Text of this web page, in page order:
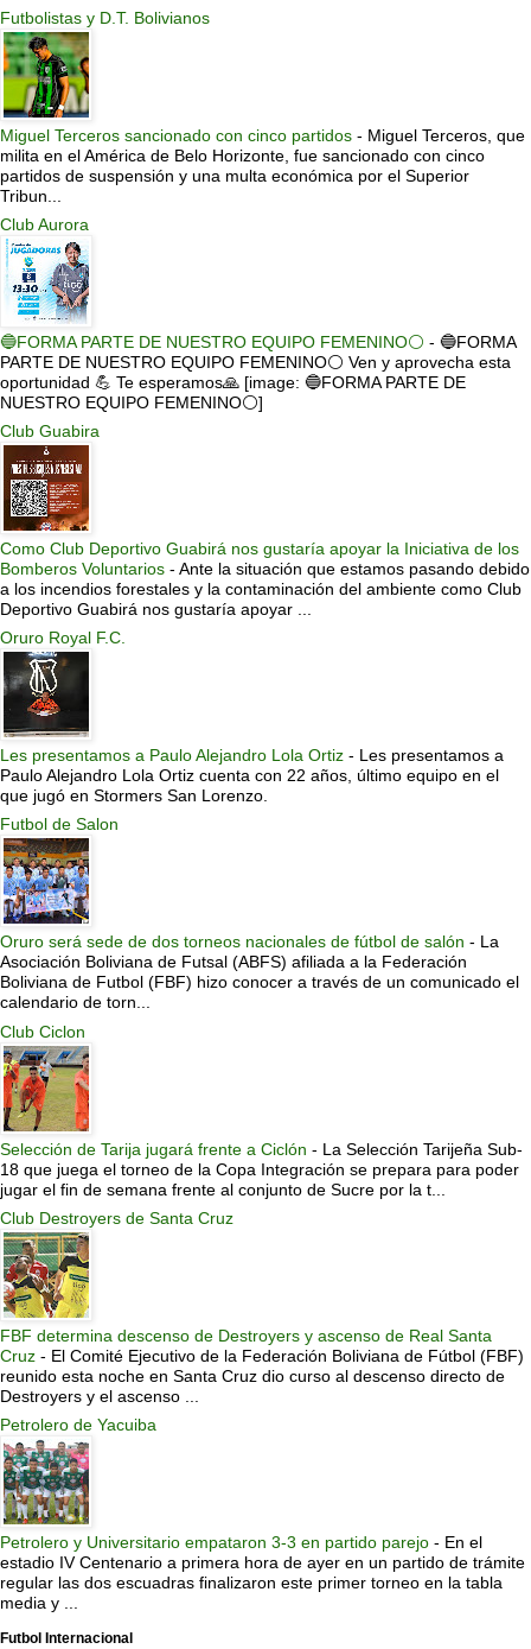
Futbolistas y D.T. Bolivianos
Miguel Terceros sancionado con cinco partidos - Miguel Terceros, que
milita en el América de Belo Horizonte, fue sancionado con cinco
partidos de suspensión y una multa económica por el Superior
Tribun...
Club Aurora
🔵FORMA PARTE DE NUESTRO EQUIPO FEMENINO⚪ - 🔵FORMA
PARTE DE NUESTRO EQUIPO FEMENINO⚪ Ven y aprovecha esta
oportunidad 💪 Te esperamos🙏 [image: 🔵FORMA PARTE DE
NUESTRO EQUIPO FEMENINO⚪]
Club Guabira
Como Club Deportivo Guabirá nos gustaría apoyar la Iniciativa de los
Bomberos Voluntarios - Ante la situación que estamos pasando debido
a los incendios forestales y la contaminación del ambiente como Club
Deportivo Guabirá nos gustaría apoyar ...
Oruro Royal F.C.
Les presentamos a Paulo Alejandro Lola Ortiz - Les presentamos a
Paulo Alejandro Lola Ortiz cuenta con 22 años, último equipo en el
que jugó en Stormers San Lorenzo.
Futbol de Salon
Oruro será sede de dos torneos nacionales de fútbol de salón - La
Asociación Boliviana de Futsal (ABFS) afiliada a la Federación
Boliviana de Futbol (FBF) hizo conocer a través de un comunicado el
calendario de torn...
Club Ciclon
Selección de Tarija jugará frente a Ciclón - La Selección Tarijeña Sub-
18 que juega el torneo de la Copa Integración se prepara para poder
jugar el fin de semana frente al conjunto de Sucre por la t...
Club Destroyers de Santa Cruz
FBF determina descenso de Destroyers y ascenso de Real Santa
Cruz - El Comité Ejecutivo de la Federación Boliviana de Fútbol (FBF)
reunido esta noche en Santa Cruz dio curso al descenso directo de
Destroyers y el ascenso ...
Petrolero de Yacuiba
Petrolero y Universitario empataron 3-3 en partido parejo - En el
estadio IV Centenario a primera hora de ayer en un partido de trámite
regular las dos escuadras finalizaron este primer torneo en la tabla
media y ...
Futbol Internacional